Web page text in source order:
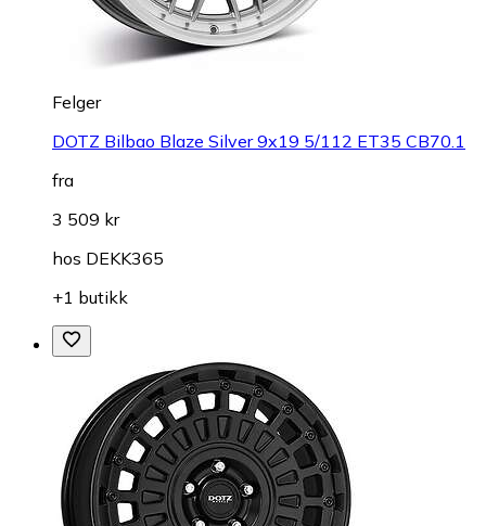
Felger
DOTZ Bilbao Blaze Silver 9x19 5/112 ET35 CB70.1
fra
3 509 kr
hos DEKK365
+1 butikk